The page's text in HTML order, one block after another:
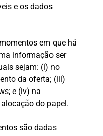
e os dados
em que há
informação ser
sejam: (i) no
da oferta; (iii)
e (iv) na
do papel.
são dadas